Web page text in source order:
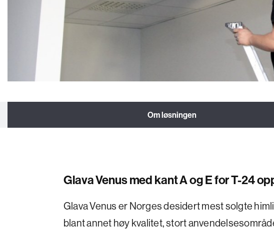
Om løsningen
Glava Venus med kant A og E for T-24
Glava Venus er Norges desidert mest solgte
blant annet høy kvalitet, stort